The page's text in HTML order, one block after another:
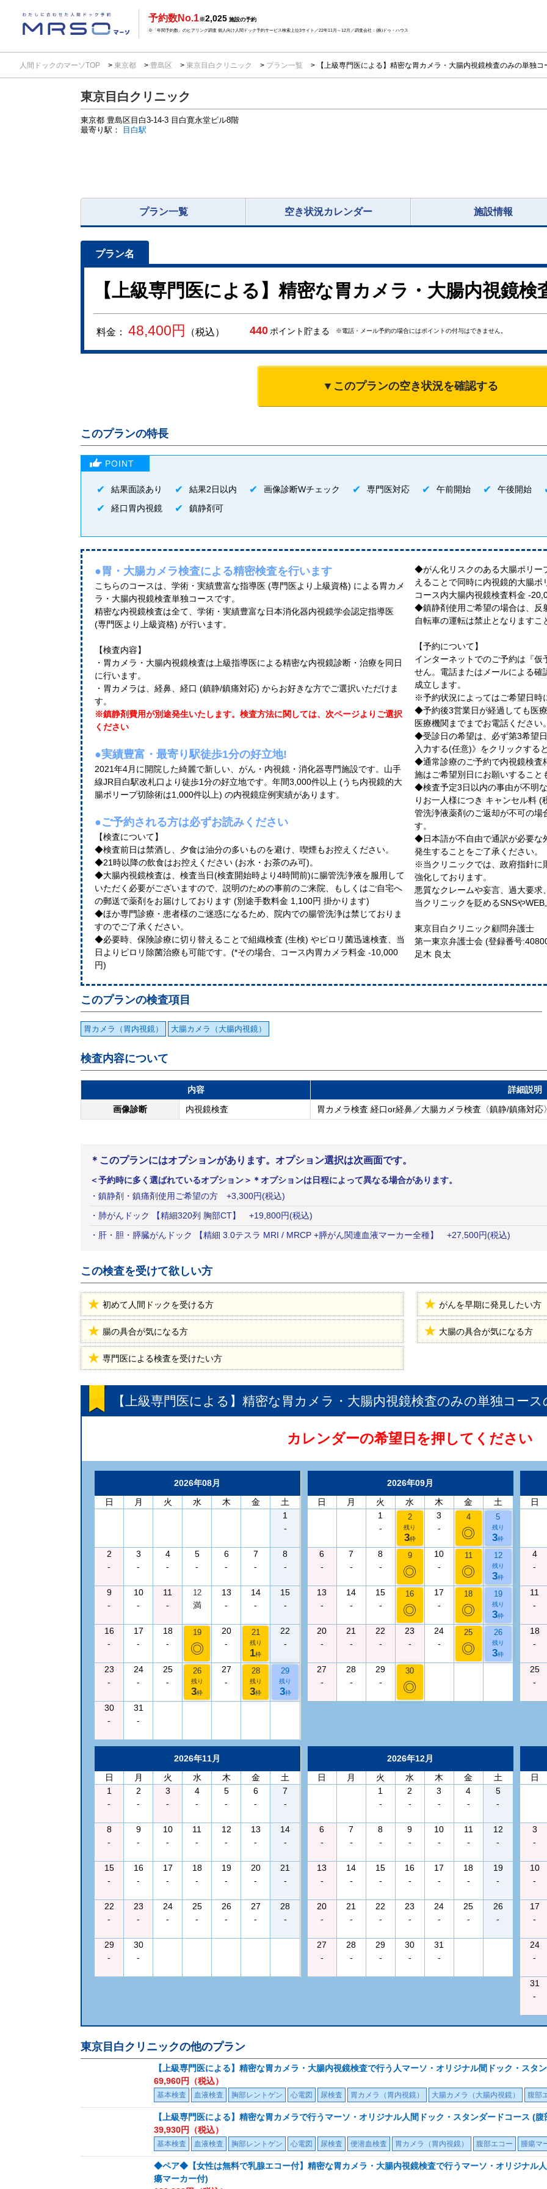
予約数No.1※2,025 施設の予約
※「年間予約数」のヒアリング調査 個人向け人間ドック予約サービス検索上位3サイト／22年11月～12月／調査会社：(株)ドゥ・ハウス
人間ドックのマーソTOP 東京都 豊島区 東京目白クリニック プラン一覧 【上級専門医による】精密な胃カメラ・大腸内視鏡検査のみの単独コ
東京目白クリニック
東京都 豊島区目白3-14-3 目白寛永堂ビル8階
最寄り駅：
目白駅
プラン一覧 空き状況カレンダー 施設情報
【上級専門医による】精密な胃カメラ・大腸内視鏡
料金： 48,400円 （税込） 440 ポイント貯まる ※電話・メール予約の場合にはポイントの付与はできません。
▼このプランの空き状況を確認する
このプランの特長
結果面談あり 結果2日以内 画像診断Wチェック 専門医対応 午前開始
午後開始
経口胃内視鏡
鎮静剤可
●胃・大腸カメラ検査による精密検査を行います
こちらのコースは、学術・実績豊富な指導医 (専門医より上級資格) による胃カメ
ラ・大腸内視鏡検査単独コースです。
精密な内視鏡検査は全て、学術・実績豊富な日本消化器内視鏡学会認定指導医
(専門医より上級資格) が行います。
【検査内容】
・胃カメラ・大腸内視鏡検査は上級指導医による精密な内視鏡診断・治療を同日
に行います。
・胃カメラは、経鼻、経口 (鎮静/鎮痛対応) からお好きな方でご選択いただけま
す。
※鎮静剤費用が別途発生いたします。検査方法に関しては、次ページよりご選択
ください
●実績豊富・最寄り駅徒歩1分の好立地!
2021年4月に開院した綺麗で新しい、がん・内視鏡・消化器専門施設です。山手
線JR目白駅改札口より徒歩1分の好立地です。年間3,000件以上 (うち内視鏡的大
腸ポリープ切除術は1,000件以上) の内視鏡症例実績があります。
●ご予約される方は必ずお読みください
【検査について】
◆検査前日は禁酒し、夕食は油分の多いものを避け、喫煙もお控えください。
◆21時以降の飲食はお控えください (お水・お茶のみ可)。
◆大腸内視鏡検査は、検査当日(検査開始時より4時間前)に腸管洗浄液を服用して
いただく必要がございますので、説明のための事前のご来院、もしくはご自宅へ
の郵送で薬剤をお届けしております (別途手数料金 1,100円 掛かります)
◆ほか専門診療・患者様のご迷惑になるため、院内での腸管洗浄は禁じておりま
すのでご了承ください。
◆必要時、保険診療に切り替えることで組織検査 (生検) やピロリ菌迅速検査、当
日よりピロリ除菌治療も可能です。(*その場合、コース内胃カメラ料金 -10,000
円)
◆がん化リスクのある大腸ポリー
えることで同時に内視鏡的大腸
コース内大腸内視鏡検査料金 -
◆鎮静剤使用ご希望の場合は、反
自転車の運転は禁止となります
【予約について】
インターネットでのご予約は『
せん。電話またはメールによる
成立します。
※予約状況によってはご希望日時
◆予約後3営業日が経過しても医
医療機関までまでお電話ください
◆受診日の希望は、必ず第3希望
入力する(任意)》をクリックする
◆通常診療のご予約で内視鏡検査
施はご希望別日にお願いするこ
◆検査予定3日以内の事由が不明
りお一人様につき キャンセル料
管洗浄液薬剤のご返却が不可の場合、さらに (税
す。
◆日本語が不自由で通訳が必要な
発生することをご了承ください。
※当クリニックでは、政府指針に
強化しております。
悪質なクレームや妄言、過大要
当クリニックを貶めるSNSや
東京目白クリニック顧問弁護士
第一東京弁護士会 (登録番号
足木 良太
このプランの検査項目
胃カメラ（胃内視鏡） 大腸カメラ（大腸内視鏡）
検査内容について
内容
詳細説明
画像診断
内視鏡検査 胃カメラ検査 経口or経鼻／大腸カメラ検査〈鎮静/鎮痛対応
＊このプランにはオプションがあります。オプション選択は次画面です。
＜予約時に多く選ばれているオプション＞ ＊オプションは日程によって異なる場合があります。
・ 鎮静剤・鎮痛剤使用ご希望の方 +3,300円(税込)
・ 肺がんドック 【精細320列 胸部CT】 +19,800円(税込)
・ 肝・胆・膵臓がんドック 【精細 3.0テスラ MRI / MRCP +膵がん関連血液マーカー全種】 +27,500円(税込)
この検査を受けて欲しい方
初めて人間ドックを受ける方 がんを早期に発見したい方
腸の具合が気になる方 大腸の具合が気になる方
専門医による検査を受けたい方
【上級専門医による】精密な胃カメラ・大腸内視鏡検査のみの単独コース
カレンダーの希望日を押してください
2026年08月
日
月 火 水 木 金
土
1
-
2
-
3
-
4
-
5
-
6
-
7
-
8
-
9
-
10
-
11
-
12
満
13
-
14
-
15
-
16
-
17
-
18
-
19
◎
20
-
21
残り
1枠
22
-
23
-
24
-
25
-
26
残り
3枠
27
-
28
残り
3枠
29
残り
3枠
30
-
31
-
2026年09月
日
月 火 水 木 金
土
1
-
2
残り
3枠
3
-
4
◎
5
残り
3枠
6
-
7
-
8
-
9
◎
10
-
11
◎
12
残り
3枠
13
-
14
-
15
-
16
◎
17
-
18
◎
19
残り
3枠
20
-
21
-
22
-
23
-
24
-
25
◎
26
残り
3枠
27
-
28
-
29
-
30
◎
日
4
-
11
-
18
-
25
-
2026年11月
日
月 火 水 木 金
土
1
-
2
-
3
-
4
-
5
-
6
-
7
-
8
-
9
-
10
-
11
-
12
-
13
-
14
-
15
-
16
-
17
-
18
-
19
-
20
-
21
-
22
-
23
-
24
-
25
-
26
-
27
-
28
-
29
-
30
-
2026年12月
日
月 火 水 木 金
土
1
-
2
-
3
-
4
-
5
-
6
-
7
-
8
-
9
-
10
-
11
-
12
-
13
-
14
-
15
-
16
-
17
-
18
-
19
-
20
-
21
-
22
-
23
-
24
-
25
-
26
-
27
-
28
-
29
-
30
-
31
-
日
3
-
10
-
17
-
24
-
31
-
東京目白クリニックの他のプラン
【上級専門医による】精密な胃カメラ・大腸内視鏡検査で行う人マーソ・オリジナル間ドック・スタ
69,960円（税込）
基本検査 血液検査 胸部レントゲン 心電図 尿検査 胃カメラ（胃内視鏡） 大腸カメラ（大腸内視鏡） 腹部
【上級専門医による】精密な胃カメラで行うマーソ・オリジナル人間ドック・スタンダードコース (
39,930円（税込）
基本検査 血液検査 胸部レントゲン 心電図 尿検査 便潜血検査 胃カメラ（胃内視鏡） 腹部エコー 腫瘍マ
◆ペア◆【女性は無料で乳腺エコー付】精密な胃カメラ・大腸内視鏡検査で行うマーソ・オリジナル
瘍マーカー付)